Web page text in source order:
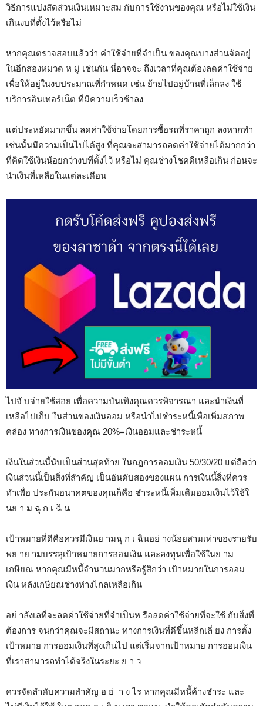
วิธีการแบ่งสัดส่วนเงินเหมาะสม กับการใช้งานของคุณ หรือไม่ใช้เงิน
เกินงบที่ตั้งไว้หรือไม่
หากคุณตรวจสอบแล้วว่า ค่าใช้จ่ายที่จำเป็น ของคุณบางส่วนจัดอยู่
ในอีกสองหมวด ห มู่ เช่นกัน นี่อาจจะ ถึงเวลาที่คุณต้องลดค่าใช้จ่าย
เพื่อให้อยู่ในงบประมาณที่กำหนด เช่น ย้ายไปอยู่บ้านที่เล็กลง ใช้
บริการอินเทอร์เน็ต ที่มีความเร็วช้าลง
แต่ประหยัดมากขึ้น ลดค่าใช้จ่ายโดยการซื้อรถที่ราคาถูก ลงหากทำ
เช่นนั้นมีความเป็นไปได้สูง ที่คุณจะสามารถลดค่าใช้จ่ายได้มากกว่า
ที่คิดใช้เงินน้อยกว่างบที่ตั้งไว้ หรือไม่ คุณช่างโชคดีเหลือเกิน ก่อนจะ
นำเงินที่เหลือในแต่ละเดือน
ไปจั บจ่ายใช้สอย เพื่อความบันเทิงคุณควรพิจารณา และนำเงินที่
เหลือไปเก็บ ในส่วนของเงินออม หรือนำไปชำระหนี้เพื่อเพิ่มสภาพ
คล่อง ทางการเงินของคุณ 20%=เงินออมและชำระหนี้
เงินในส่วนนี้นับเป็นส่วนสุดท้าย ในกฎการออมเงิน 50/30/20 แต่ถือว่า
เงินส่วนนี้เป็นสิ่งที่สำคัญ เป็นอันดับสองของแผน การเงินนี้สิ่งที่ควร
ทำเพื่อ ประกันอนาคตของคุณก็คือ ชำระหนี้เพิ่มเติมออมเงินไว้ใช้ใ
นย า ม ฉุ ก เ ฉิ น
เป้าหมายที่ดีคือควรมีเงินย ามฉุ ก เ ฉินอย่ างน้อยสามเท่าของรายรับ
พย าย ามบรรลุเป้าหมายการออมเงิน และลงทุนเพื่อใช้ในย าม
เกษียณ หากคุณมีหนี้จำนวนมากหรือรู้สึกว่า เป้าหมายในการออม
เงิน หลังเกษียณช่างห่างไกลเหลือเกิน
อย่ าลังเลที่จะลดค่าใช้จ่ายที่จำเป็นห รือลดค่าใช้จ่ายที่จะใช้ กับสิ่งที่
ต้องการ จนกว่าคุณจะมีสถานะ ทางการเงินที่ดีขึ้นหลีกเลี่ ยง การตั้ง
เป้าหมาย การออมเงินที่สูงเกินไป แต่เริ่มจากเป้าหมาย การออมเงิน
ที่เราสามารถทำได้จริงในระยะ ย า ว
ควรจัดลำดับความสำคัญ อ ย่ า ง ไร หากคุณมีหนี้ค้างชำระ และ